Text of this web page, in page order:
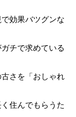
効果バツグンな
チで求めている
さを「おしゃれ
住んでもらうた